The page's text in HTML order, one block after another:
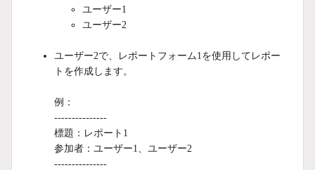
ユーザー1
ユーザー2
ユーザー2で、レポートフォーム1を使用してレポー
トを作成します。
例：
---------------
標題：レポート1
参加者：ユーザー1、ユーザー2
---------------